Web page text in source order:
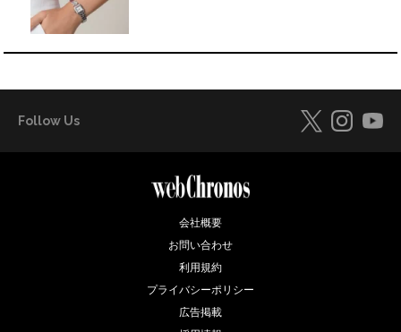
Follow Us
会社概要
お問い合わせ
利用規約
プライバシーポリシー
広告掲載